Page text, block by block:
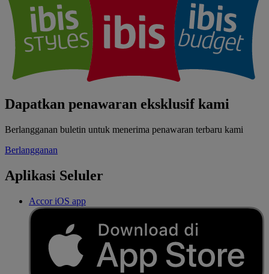
Dapatkan penawaran eksklusif kami
Berlangganan buletin untuk menerima penawaran terbaru kami
Berlangganan
Aplikasi Seluler
Accor iOS app